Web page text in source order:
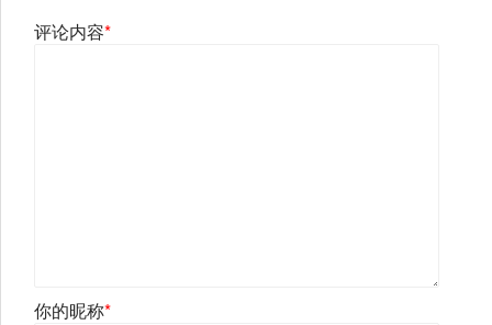
评论内容*
你的昵称*